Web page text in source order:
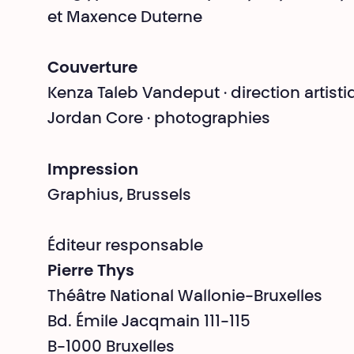
et Maxence Duterne
Couverture
Kenza Taleb Vandeput · direction
Jordan Core · photographies
Impression
Graphius, Brussels
Éditeur responsable
Pierre Thys
Théâtre National Wallonie-Bruxelles
Bd. Émile Jacqmain 111-115
B-1000 Bruxelles